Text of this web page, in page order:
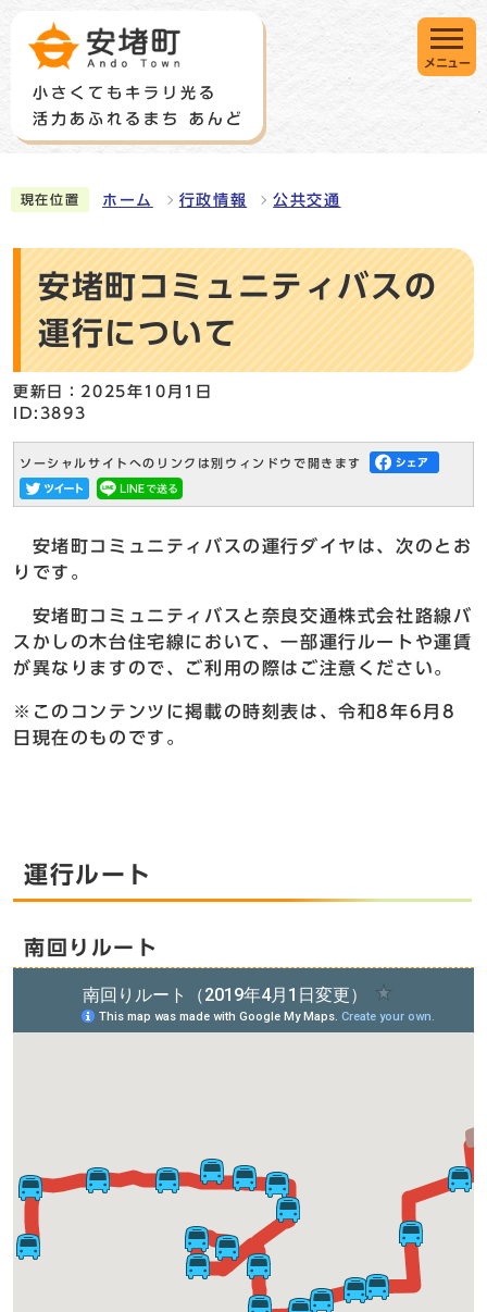
メニュー
現在位置 ホーム 行政情報 公共交通
安堵町コミュニティバスの
運行について
更新日：2025年10月1日
ID:3893
ソーシャルサイトへのリンクは別ウィンドウで開きます
安堵町コミュニティバスの運行ダイヤは、次のとお
りです。
安堵町コミュニティバスと奈良交通株式会社路線バ
スかしの木台住宅線において、一部運行ルートや運賃
が異なりますので、ご利用の際はご注意ください。
※このコンテンツに掲載の時刻表は、令和8年6月8
日現在のものです。
運行ルート
南回りルート